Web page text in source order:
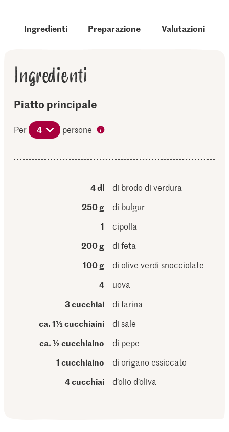
Ingredienti Preparazione Valutazioni
Ingredienti
Piatto principale
Per 4 persone
4 dl
di brodo di verdura
250 g
di bulgur
1
cipolla
200 g
di feta
100 g
di olive verdi snocciolate
4
uova
3 cucchiai
di farina
ca. 1½ cucchiaini
di sale
ca. ½ cucchiaino
di pepe
1 cucchiaino
di origano essiccato
4 cucchiai
d’olio d’oliva